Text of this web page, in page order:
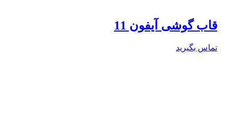
قاب گوشی آیفون 11
تماس بگیرید